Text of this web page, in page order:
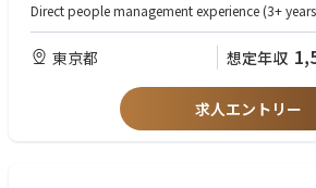
Drive operational excellence by optimizing PV
gy tools (e.g., AI/automation), ensuring timely
ting, and supporting audits/inspections with
Provide leadership for a team of system and
sionals, mentor and develop talent, and
Direct people management experience (3+
ading and developing a PV systems/vendor
Strong hands-on knowledge of PV systems
and vendor management capabilities are
Must have in-depth understanding of PV
東京都 想定年収
求人エントリー